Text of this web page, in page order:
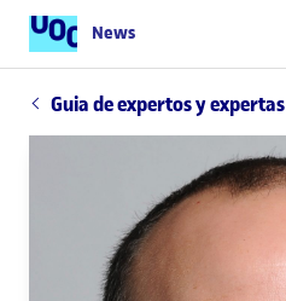
News
Guia de expertos y expertas